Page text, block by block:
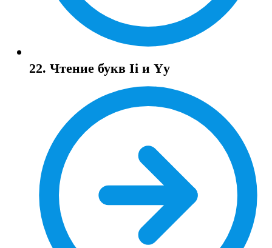
22. Чтение букв Ii и Yy